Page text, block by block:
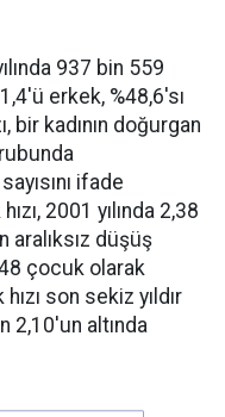
937 bin 559
erkek, %48,6'sı
bir kadının doğurgan
ifade
2001 yılında 2,38
aralıksız düşüş
çocuk olarak
son sekiz yıldır
2,10'un altında